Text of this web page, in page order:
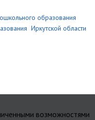
образования
Иркутской области
возможностями